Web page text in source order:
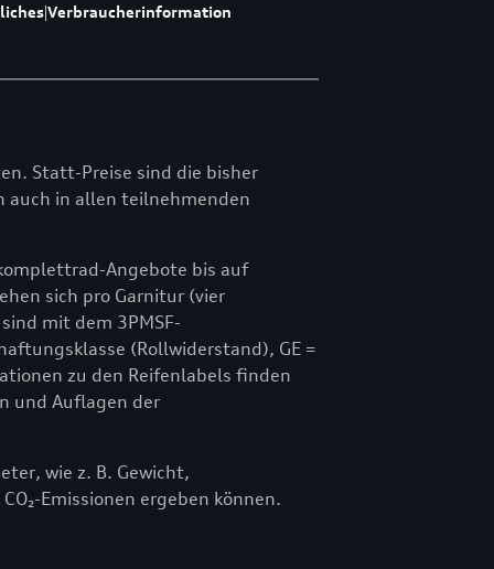
|Verbraucherinformation
Statt-Preise sind die bisher
auch in allen teilnehmenden
Angebote bis auf
sich pro Garnitur (vier
mit dem 3PMSF-
(Rollwiderstand), GE =
zu den Reifenlabels finden
und Auflagen der
wie z. B. Gewicht,
Emissionen ergeben können.